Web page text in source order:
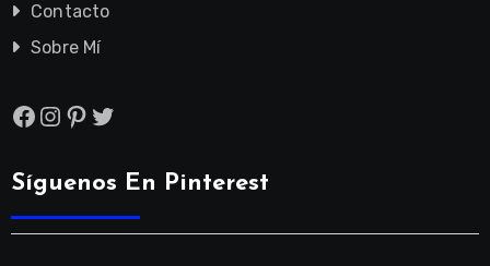
Contacto
Sobre Mí
Facebook
Instagram
Pinterest
Twitter
Síguenos En Pinterest